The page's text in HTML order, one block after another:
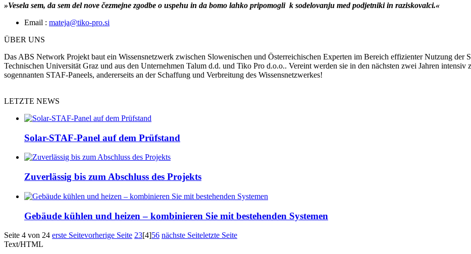
»Vesela sem, da sem del nove čezmejne zgodbe o uspehu in da bomo lahko pripomogli k sodelovanju med podjetniki in raziskovalci.«
Email : mateja@tiko-pro.si
ÜBER UNS
Das ABS Network Projekt baut ein Wissensnetzwerk zwischen Slowenischen und Österreichischen Experten im Bereich effizienter Nutzung der
Technischen Universität Graz und aus den Unternehmen Talum d.d. und Tiko Pro d.o.o.. Vereint werden sie in den nächsten zwei Jahren intensiv
sogennanten STAF-Paneels, andererseits an der Schaffung und Verbreitung des Wissensnetzwerkes!
LETZTE NEWS
Solar-STAF-Panel auf dem Prüfstand
Zuverlässig bis zum Abschluss des Projekts
Gebäude kühlen und heizen – kombinieren Sie mit bestehenden Systemen
Seite 4 von 24 erste Seitevorherige Seite 23[4]56 nächste Seiteletzte Seite
Text/HTML